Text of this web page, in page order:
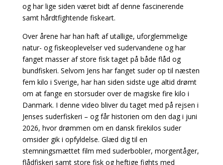
og har lige siden været bidt af denne fascinerende
samt hårdtfightende fiskeart.
Over årene har han haft af utallige, uforglemmelige
natur- og fiskeoplevelser ved sudervandene og har
fanget masser af store fisk taget på både flåd og
bundfiskeri. Selvom Jens har fanget suder op til næsten
fem kilo i Sverige, har han siden sidste uge altid drømt
om at fange en storsuder over de magiske fire kilo i
Danmark. I denne video bliver du taget med på rejsen i
Jenses suderfiskeri – og får historien om den dag i juni
2026, hvor drømmen om en dansk firekilos suder
omsider gik i opfyldelse. Glæd dig til en
stemningsmættet film med suderbobler, morgentåger,
flådfiskeri samt store fisk og heftige fights med